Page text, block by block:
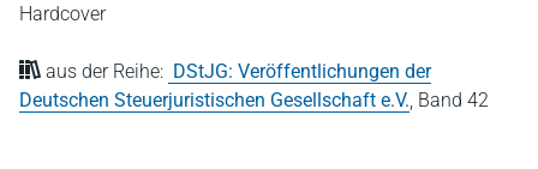
Hardcover
aus der Reihe: DStJG: Veröffentlichungen der
Deutschen Steuerjuristischen Gesellschaft e.V. Band 42